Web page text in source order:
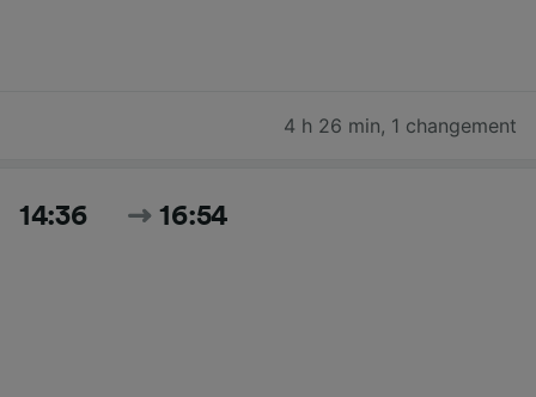
4 h 26 min, 1 changement
14:36 16:54